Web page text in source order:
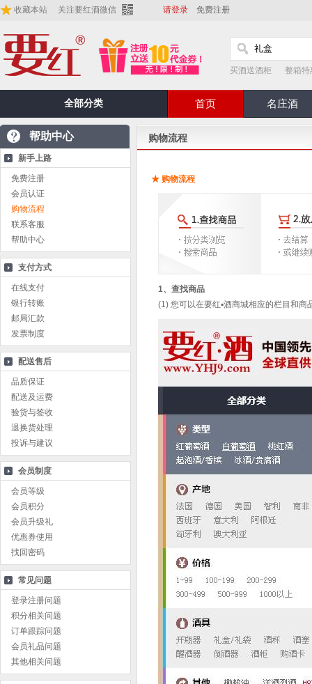
收藏本站 关注要红酒微信 请登录 免费注册
买酒送酒柜 整箱特
全部分类 首页 名庄酒
帮助中心
新手上路
免费注册
会员认证
购物流程
联系客服
帮助中心
支付方式
在线支付
银行转账
邮局汇款
发票制度
配送售后
品质保证
配送及运费
验货与签收
退换货处理
投诉与建议
会员制度
会员等级
会员积分
会员升级礼
优惠券使用
找回密码
常见问题
登录注册问题
积分相关问题
订单跟踪问题
会员礼品问题
其他相关问题
购物流程
★ 购物流程
1、查找商品
(1) 您可以在要红▪酒商城相应的栏目和商